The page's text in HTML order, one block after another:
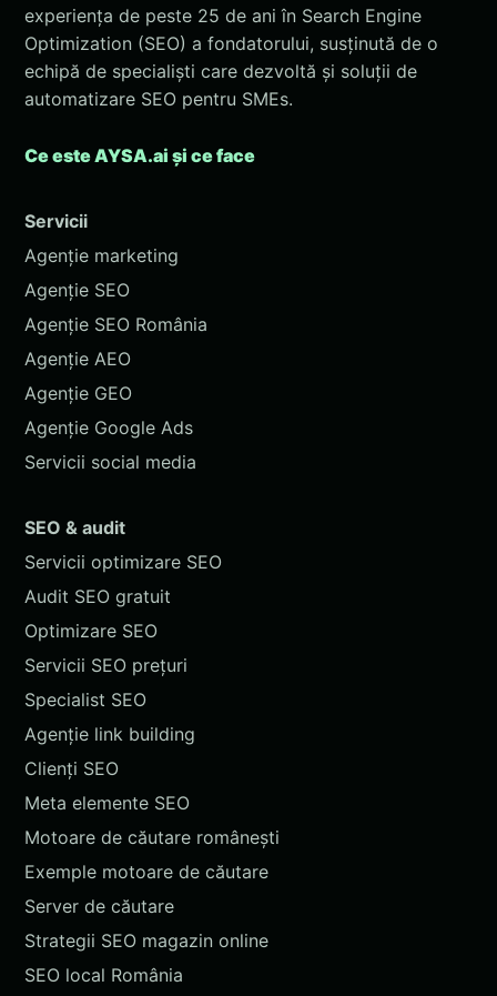
experiența de peste 25 de ani în Search Engine
Optimization (SEO) a fondatorului, susținută de o
echipă de specialiști care dezvoltă și soluții de
automatizare SEO pentru SMEs.
Ce este AYSA.ai și ce face
Servicii
Agenție marketing
Agenție SEO
Agenție SEO România
Agenție AEO
Agenție GEO
Agenție Google Ads
Servicii social media
SEO & audit
Servicii optimizare SEO
Audit SEO gratuit
Optimizare SEO
Servicii SEO prețuri
Specialist SEO
Agenție link building
Clienți SEO
Meta elemente SEO
Motoare de căutare românești
Exemple motoare de căutare
Server de căutare
Strategii SEO magazin online
SEO local România